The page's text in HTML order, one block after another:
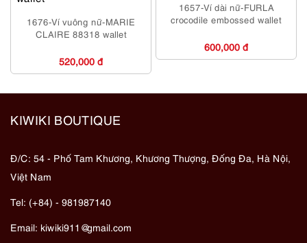
1676-Ví vuông nữ-MARIE
CLAIRE 88318 wallet
520,000 đ
1657-Ví dài nữ-FURLA
crocodile embossed wallet
600,000 đ
KIWIKI BOUTIQUE
Đ/C: 54 - Phố Tam Khương, Khương Thượng, Đống Đa, Hà Nội,
Việt Nam
Tel: (+84) - 981987140
Email: kiwiki911@gmail.com